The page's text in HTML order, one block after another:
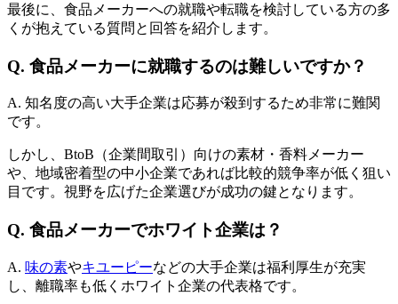
最後に、食品メーカーへの就職や転職を検討している方の多
くが抱えている質問と回答を紹介します。
Q. 食品メーカーに就職するのは難しいですか？
A. 知名度の高い大手企業は応募が殺到するため非常に難関
です。
しかし、BtoB（企業間取引）向けの素材・香料メーカー
や、地域密着型の中小企業であれば比較的競争率が低く狙い
目です。視野を広げた企業選びが成功の鍵となります。
Q. 食品メーカーでホワイト企業は？
A. 味の素やキユーピーなどの大手企業は福利厚生が充実
し、離職率も低くホワイト企業の代表格です。